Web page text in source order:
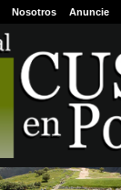
Nosotros Anuncie